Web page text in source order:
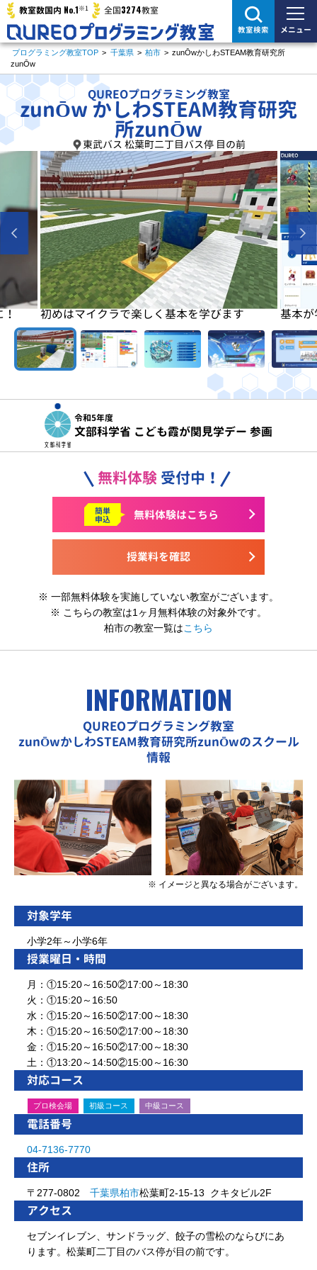
教室数国内 No.1※1 全国3274教室
教室検索 メニュー
プログラミング教室TOP > 千葉県 > 柏市 > zunŌwかしわSTEAM教育研究所
zunŌw
QUREOプログラミング教室
zunŌw かしわSTEAM教育研究
所zunŌw
東武バス 松葉町二丁目バス停 目の前
！ 初めはマイクラで楽しく基本を学びます 基本
令和5年度
文部科学省 こども霞が関見学デー 参画
無料体験 受付中！
授業料を確認
簡単
申込 無料体験はこちら
※ 一部無料体験を実施していない教室がございます。
※ こちらの教室は1ヶ月無料体験の対象外です。
柏市の教室一覧はこちら
INFORMATION
QUREOプログラミング教室
zunŌwかしわSTEAM教育研究所zunŌwのスクール
情報
※ イメージと異なる場合がございます。
対象学年
小学2年～小学6年
授業曜日・時間
月：①15:20～16:50②17:00～18:30
火：①15:20～16:50
水：①15:20～16:50②17:00～18:30
木：①15:20～16:50②17:00～18:30
金：①15:20～16:50②17:00～18:30
土：①13:20～14:50②15:00～16:30
対応コース
プロ検会場 初級コース 中級コース
電話番号
04-7136-7770
住所
〒277-0802 千葉県柏市松葉町2-15-13 クキタビル2F
アクセス
セブンイレブン、サンドラッグ、餃子の雪松のならびにあ
ります。松葉町二丁目のバス停が目の前です。